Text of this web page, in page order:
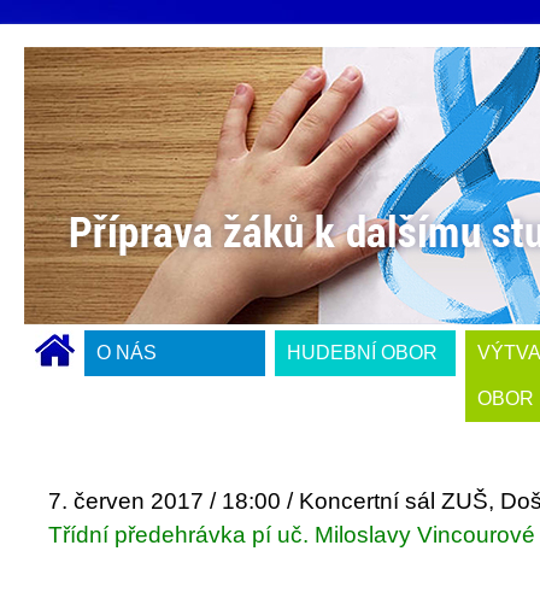
O NÁS HUDEBNÍ OBOR
OBOR
7. červen 2017 / 18:00 / Koncertní sál ZUŠ,
Třídní předehrávka pí uč. Miloslavy Vincourové